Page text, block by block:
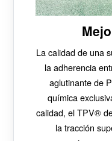
La calidad de una
la adherencia
aglutinante de
química
calidad, el TPV®
la tracción